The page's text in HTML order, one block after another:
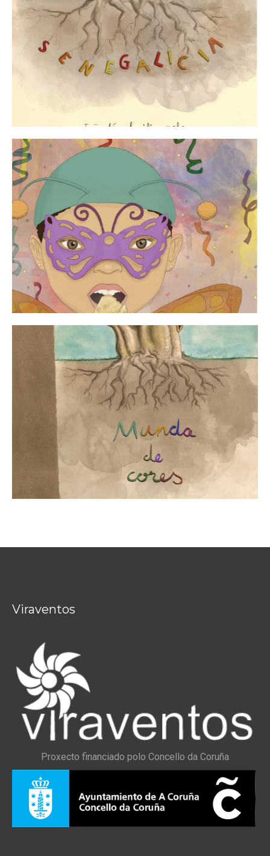
Viraventos
Proxecto financiado polo Concello da Coruña